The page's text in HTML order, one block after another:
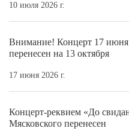
10 июля 2026 г.
Внимание! Концерт 17 июня
перенесен на 13 октября
17 июня 2026 г.
Концерт-реквием «До
Мясковского перенесен